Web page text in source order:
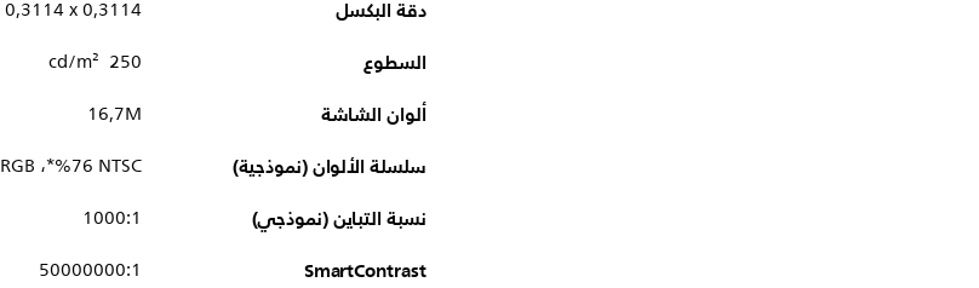
دقة البكسل 0,3114 x ‏0,3114 مم
السطوع 250 cd/m²
ألوان الشاشة 16,7M
سلسلة الألوان (نموذجية) NTSC ‏76‏%*، sRGB:‏ 98‏%*
نسبة التباين (نموذجي) 1000:1
SmartContrast
50000000:1